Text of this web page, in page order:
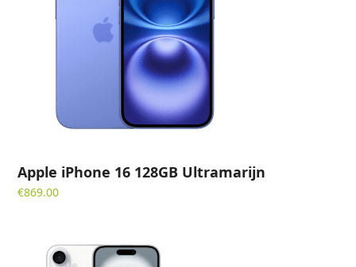
Apple iPhone 16 128GB Ultramarijn
€869.00